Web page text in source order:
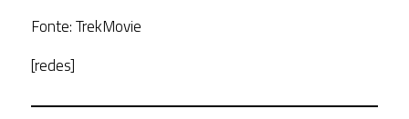
Fonte: TrekMovie
[redes]